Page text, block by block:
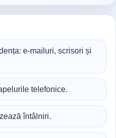
e-mailuri, scrisori și
telefonice.
întâlniri.